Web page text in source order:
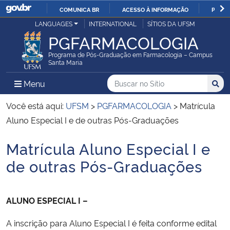
IR
PARA
O
COMUNICA BR ACESSO À INFORMAÇÃO
Ministério da Justiça e Segurança Pública
Ministério da Defesa
Ministério das Relações Exteriores
Ministério da Infraestrutura
LANGUAGES INTERNATIONAL SÍTIOS DA UFSM
PGFARMACOLOGIA
Programa de Pós-Graduação em Farmacologia – Campus
Santa Maria
Menu Menu Principal do Sítio
Busca
Buscar no no Sítio
Busca:
Você está aqui: UFSM > PGFARMACOLOGIA > Matrícula
Aluno Especial I e de outras Pós-Graduações
Início do conteúdo
Matrícula Aluno Especial I e
de outras Pós-Graduações
ALUNO ESPECIAL I –
A inscrição para Aluno Especial I é feita conforme edital